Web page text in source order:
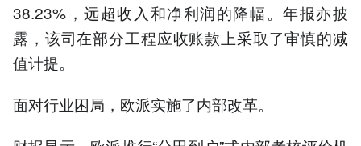
38.23%，远超收入和净利润的降幅。年报亦披
露，该司在部分工程应收账款上采取了审慎的减
值计提。
面对行业困局，欧派实施了内部改革。